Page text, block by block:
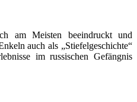
am Meisten beeindruckt und
auch als „Stiefelgeschichte“
im russischen Gefängnis